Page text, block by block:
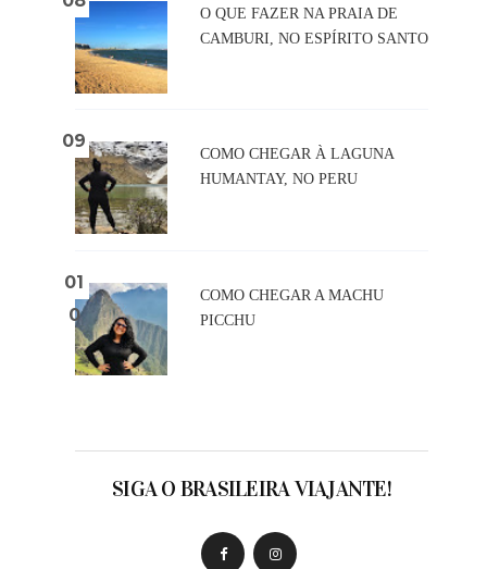
O QUE FAZER NA PRAIA DE
CAMBURI, NO ESPÍRITO SANTO
COMO CHEGAR À LAGUNA
HUMANTAY, NO PERU
COMO CHEGAR A MACHU
PICCHU
SIGA O BRASILEIRA VIAJANTE!